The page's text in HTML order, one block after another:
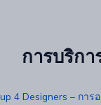
การบริกา
4 Designers – การ